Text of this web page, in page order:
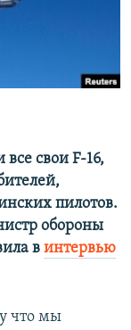
свои F-16,
пилотов.
обороны
в интервью
что мы